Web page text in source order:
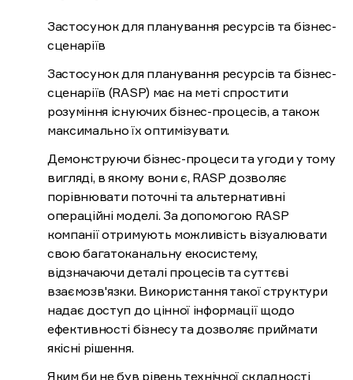
Застосунок для планування ресурсів та бізнес-
сценаріїв
Застосунок для планування ресурсів та бізнес-
сценаріїв (RASP) має на меті спростити
розуміння існуючих бізнес-процесів, а також
максимально їх оптимізувати.
Демонструючи бізнес-процеси та угоди у тому
вигляді, в якому вони є, RASP дозволяє
порівнювати поточні та альтернативні
операційні моделі. За допомогою RASP
компанії отримують можливість візуалювати
свою багатоканальну екосистему,
відзначаючи деталі процесів та суттєві
взаємозв'язки. Використання такої структури
надає доступ до цінної інформації щодо
ефективності бізнесу та дозволяє приймати
якісні рішення.
Яким би не був рівень технічної складності